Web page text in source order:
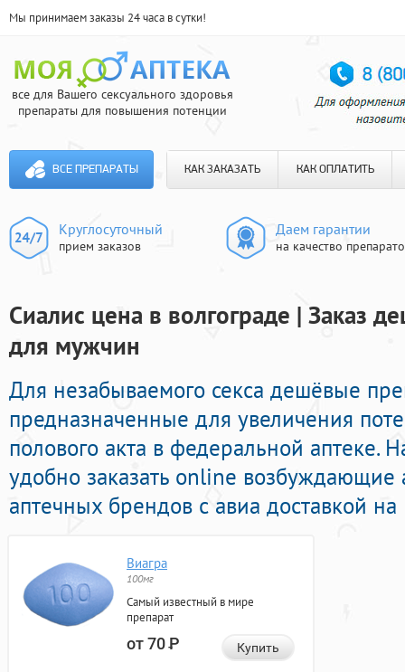
Мы принимаем заказы 24 часа в сутки!
все для Вашего сексуального здоровья
препараты для повышения потенции
ВСЕ ПРЕПАРАТЫ КАК ЗАКАЗАТЬ КАК ОПЛАТИТЬ
Круглосуточный
прием заказов
Даем гарантии
на качество
Сиалис цена в волгограде | Заказ
для мужчин
Для незабываемого секса дешёвые
предназначенные для увеличения
полового акта в федеральной аптеке.
удобно заказать online возбуждающие
аптечных брендов с авиа доставкой
Виагра
100мг
Самый известный в мире
препарат
от 70Р Купить